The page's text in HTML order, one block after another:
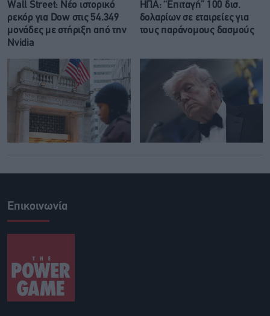
Wall Street: Νέο ιστορικό
ρεκόρ για Dow στις 54.349
μονάδες με στήριξη από την
Nvidia
ΗΠΑ: “Επιταγή” 100 δισ.
δολαρίων σε εταιρείες για
τους παράνομους δασμούς
Επικοινωνία